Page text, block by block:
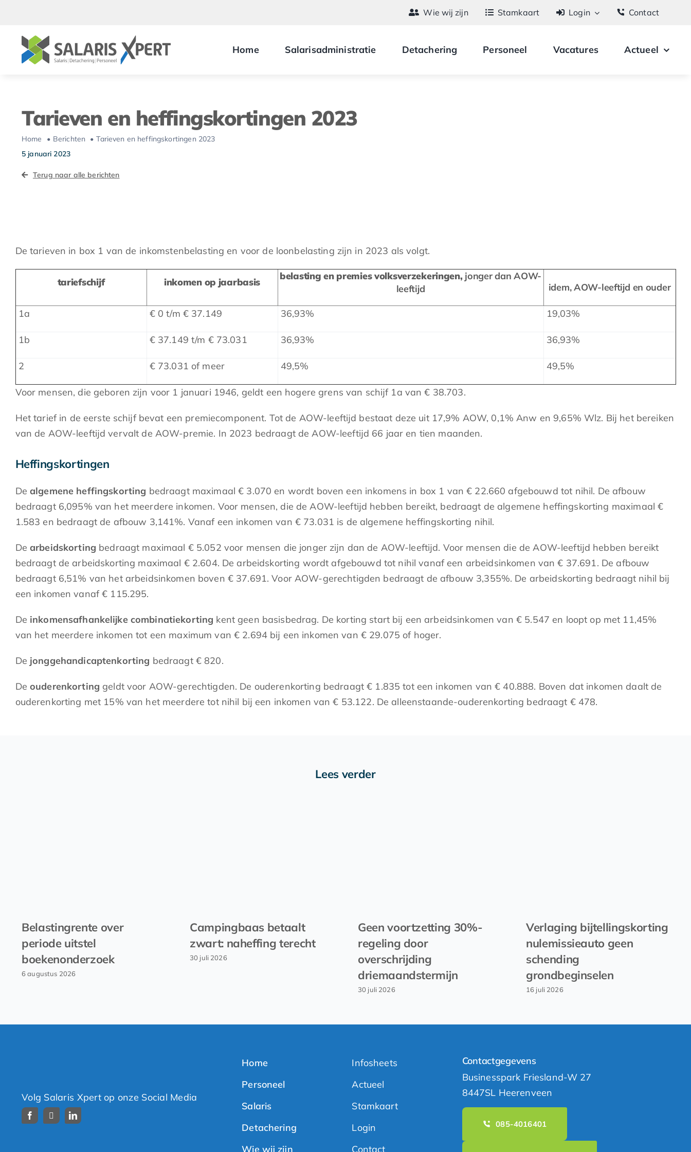
inhoud
Wie wij zijn Stamkaart Login Contact
Home Salarisadministratie Detachering Personeel Vacatures Actueel
Tarieven en heffingskortingen 2023
Home Berichten
Tarieven en heffingskortingen 2023
5 januari 2023
Terug naar alle berichten
De tarieven in box 1 van de inkomstenbelasting en voor de loonbelasting zijn in 2023 als volgt.
tariefschijf inkomen op jaarbasis
belasting en premies volksverzekeringen, jonger dan AOW-
leeftijd
idem, AOW-leeftijd en ouder
1a € 0 t/m € 37.149 36,93% 19,03%
1b € 37.149 t/m € 73.031 36,93% 36,93%
2 € 73.031 of meer 49,5% 49,5%
Voor mensen, die geboren zijn voor 1 januari 1946, geldt een hogere grens van schijf 1a van € 38.703.
Het tarief in de eerste schijf bevat een premiecomponent. Tot de AOW-leeftijd bestaat deze uit 17,9% AOW, 0,1% Anw en 9,65% Wlz. Bij het bereiken
van de AOW-leeftijd vervalt de AOW-premie. In 2023 bedraagt de AOW-leeftijd 66 jaar en tien maanden.
Heffingskortingen
De algemene heffingskorting bedraagt maximaal € 3.070 en wordt boven een inkomens in box 1 van € 22.660 afgebouwd tot nihil. De afbouw
bedraagt 6,095% van het meerdere inkomen. Voor mensen, die de AOW-leeftijd hebben bereikt, bedraagt de algemene heffingskorting maximaal €
1.583 en bedraagt de afbouw 3,141%. Vanaf een inkomen van € 73.031 is de algemene heffingskorting nihil.
De arbeidskorting bedraagt maximaal € 5.052 voor mensen die jonger zijn dan de AOW-leeftijd. Voor mensen die de AOW-leeftijd hebben bereikt
bedraagt de arbeidskorting maximaal € 2.604. De arbeidskorting wordt afgebouwd tot nihil vanaf een arbeidsinkomen van € 37.691. De afbouw
bedraagt 6,51% van het arbeidsinkomen boven € 37.691. Voor AOW-gerechtigden bedraagt de afbouw 3,355%. De arbeidskorting bedraagt nihil bij
een inkomen vanaf € 115.295.
De inkomensafhankelijke combinatiekorting kent geen basisbedrag. De korting start bij een arbeidsinkomen van € 5.547 en loopt op met 11,45%
van het meerdere inkomen tot een maximum van € 2.694 bij een inkomen van € 29.075 of hoger.
De jonggehandicaptenkorting bedraagt € 820.
De ouderenkorting geldt voor AOW-gerechtigden. De ouderenkorting bedraagt € 1.835 tot een inkomen van € 40.888. Boven dat inkomen daalt de
ouderenkorting met 15% van het meerdere tot nihil bij een inkomen van € 53.122. De alleenstaande-ouderenkorting bedraagt € 478.
Lees verder
Belastingrente over
periode uitstel
boekenonderzoek
6 augustus 2026
Campingbaas betaalt
zwart: naheffing terecht
30 juli 2026
Geen voortzetting 30%-
regeling door
overschrijding
driemaandstermijn
30 juli 2026
Verlaging bijtellingskorting
nulemissieauto geen
schending
grondbeginselen
16 juli 2026
Volg Salaris Xpert op onze Social Media
Home
Personeel
Salaris
Detachering
Wie wij zijn
Infosheets
Actueel
Stamkaart
Login
Contact
Contactgegevens
Businesspark Friesland-W 27
8447SL Heerenveen
085-4016401